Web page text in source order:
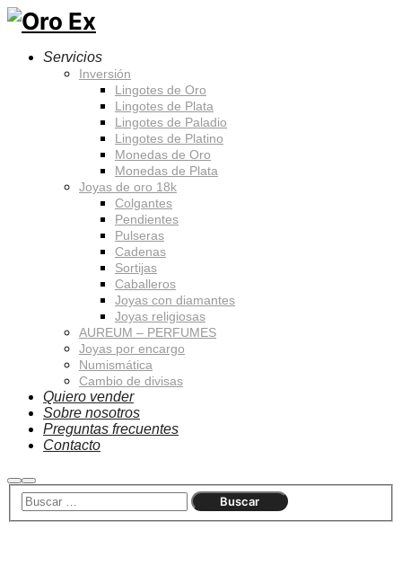
Servicios
Inversión
Lingotes de Oro
Lingotes de Plata
Lingotes de Paladio
Lingotes de Platino
Monedas de Oro
Monedas de Plata
Joyas de oro 18k
Colgantes
Pendientes
Pulseras
Cadenas
Sortijas
Caballeros
Joyas con diamantes
Joyas religiosas
AUREUM – PERFUMES
Joyas por encargo
Numismática
Cambio de divisas
Quiero vender
Sobre nosotros
Preguntas frecuentes
Contacto
Buscar
Menú
principal